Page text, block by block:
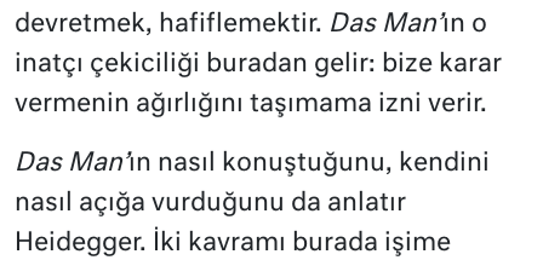
devretmek, hafiflemektir. Das Man’ın o
inatçı çekiciliği buradan gelir: bize karar
vermenin ağırlığını taşımama izni verir.
Das Man’ın nasıl konuştuğunu, kendini
nasıl açığa vurduğunu da anlatır
Heidegger. İki kavramı burada işime